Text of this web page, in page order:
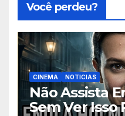
Você perdeu?
CINEMA NOTICIAS
Não Assista
Sem Ver Isso